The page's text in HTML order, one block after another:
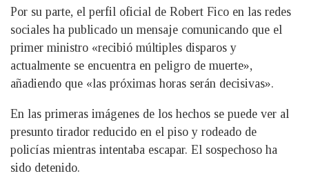
Por su parte, el perfil oficial de Robert Fico en las redes
sociales ha publicado un mensaje comunicando que el
primer ministro «recibió múltiples disparos y
actualmente se encuentra en peligro de muerte»,
añadiendo que «las próximas horas serán decisivas».
En las primeras imágenes de los hechos se puede ver al
presunto tirador reducido en el piso y rodeado de
policías mientras intentaba escapar. El sospechoso ha
sido detenido.